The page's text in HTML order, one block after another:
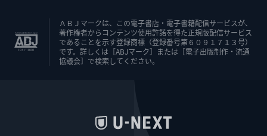
ＡＢＪマークは、この電子書店・電子書籍配信サービスが、
著作権者からコンテンツ使用許諾を得た正規版配信サービス
であることを示す登録商標（登録番号第６０９１７１３号）
です。詳しくは［ABJマーク］または［電子出版制作・流通
協議会］で検索してください。